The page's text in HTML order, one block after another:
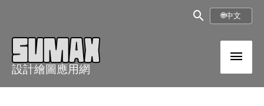
搜
🌐中文
設計繪圖應用網
主
選